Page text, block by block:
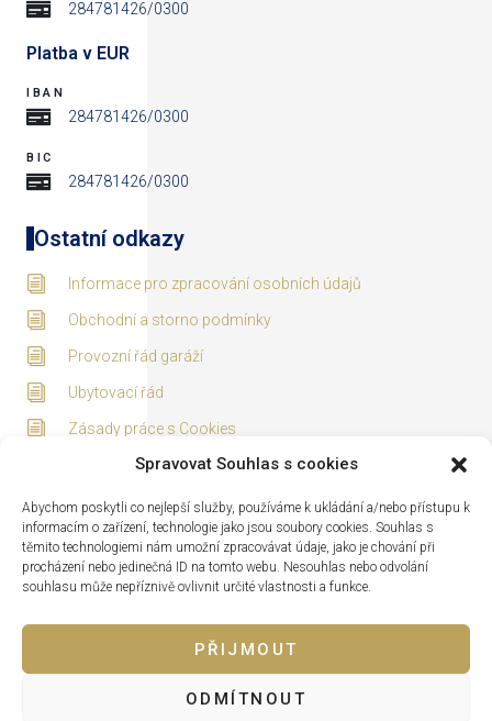
Spravovat Souhlas s cookies
Abychom poskytli co nejlepší služby, používáme k ukládání a/nebo přístupu k
informacím o zařízení, technologie jako jsou soubory cookies. Souhlas s
těmito technologiemi nám umožní zpracovávat údaje, jako je chování při
procházení nebo jedinečná ID na tomto webu. Nesouhlas nebo odvolání
souhlasu může nepříznivě ovlivnit určité vlastnosti a funkce.
PŘIJMOUT
ODMÍTNOUT
284781426/0300
Platba v EUR
IBAN
284781426/0300
BIC
284781426/0300
Ostatní odkazy
Informace pro zpracování osobních údajů
Obchodní a storno podmínky
Provozní řád garáží
Ubytovací řád
Zásady práce s Cookies